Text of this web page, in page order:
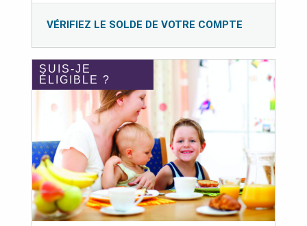
VÉRIFIEZ LE SOLDE DE VOTRE COMPTE
SUIS-JE
ÉLIGIBLE ?